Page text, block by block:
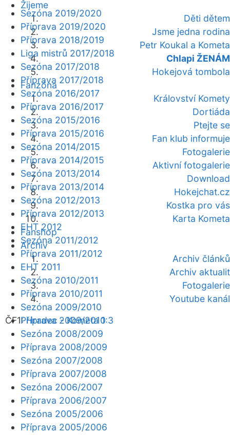
Žijeme
Děti dětem
Jsme jedna rodina
Petr Koukal a Kometa
Chlapi ŽENÁM
Hokejová tombola
Fanzóna
Království Komety
Dortiáda
Ptejte se
Fan klub informuje
Fotogalerie
Aktivní fotogalerie
Download
Hokejchat.cz
Kostka pro vás
Karta Kometa
Fanshop
Archiv
Archiv článků
Archiv aktualit
Fotogalerie
Youtube kanál
ČF1:Hradec - Kometa 1:3
Sezóna 2019/2020
Příprava 2019/2020
Příprava 2018/2019
Liga mistrů 2017/2018
Sezóna 2017/2018
Příprava 2017/2018
Sezóna 2016/2017
Příprava 2016/2017
Sezóna 2015/2016
Příprava 2015/2016
Sezóna 2014/2015
Příprava 2014/2015
Sezóna 2013/2014
Příprava 2013/2014
Sezóna 2012/2013
Příprava 2012/2013
EHT 2012
Sezóna 2011/2012
Příprava 2011/2012
EHT 2011
Sezóna 2010/2011
Příprava 2010/2011
Sezóna 2009/2010
Příprava 2009/2010
Sezóna 2008/2009
Příprava 2008/2009
Sezóna 2007/2008
Příprava 2007/2008
Sezóna 2006/2007
Příprava 2006/2007
Sezóna 2005/2006
Příprava 2005/2006